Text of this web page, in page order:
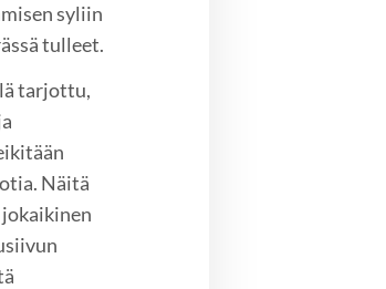
syliin
tulleet.
tarjottu,
Näitä